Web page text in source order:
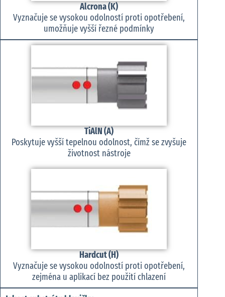
Alcrona (K)
Vyznačuje se vysokou odolností proti opotřebení,
umožňuje vyšší řezné podmínky
TiAlN (A)
Poskytuje vyšší tepelnou odolnost, čímž se zvyšuje
životnost nástroje
Hardcut (H)
Vyznačuje se vysokou odolností proti opotřebení,
zejména u aplikací bez použití chlazení